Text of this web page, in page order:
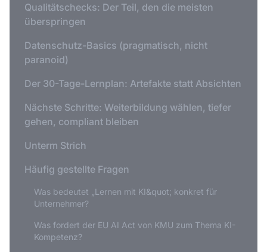
Qualitätschecks: Der Teil, den die meisten
überspringen
Datenschutz-Basics (pragmatisch, nicht
paranoid)
Der 30-Tage-Lernplan: Artefakte statt Absichten
Nächste Schritte: Weiterbildung wählen, tiefer
gehen, compliant bleiben
Unterm Strich
Häufig gestellte Fragen
Was bedeutet „Lernen mit KI&quot; konkret für
Unternehmer?
Was fordert der EU AI Act von KMU zum Thema KI-
Kompetenz?